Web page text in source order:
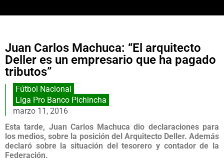
Juan Carlos Machuca: “El arquitecto
Deller es un empresario que ha pagado
tributos”
Fútbol Nacional
Liga Pro Banco Pichincha
marzo 11, 2016
Esta tarde, Juan Carlos Machuca dio declaraciones para
los medios, sobre la posición del Arquitecto Deller. Además
declaró sobre la situación del tesorero y contador de la
Federación.